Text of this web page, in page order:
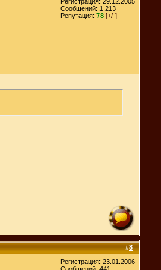
Сообщений: 1,213
Репутация: 78 [+/-]
#8
Регистрация: 23.01.2006
Сообщений: 441